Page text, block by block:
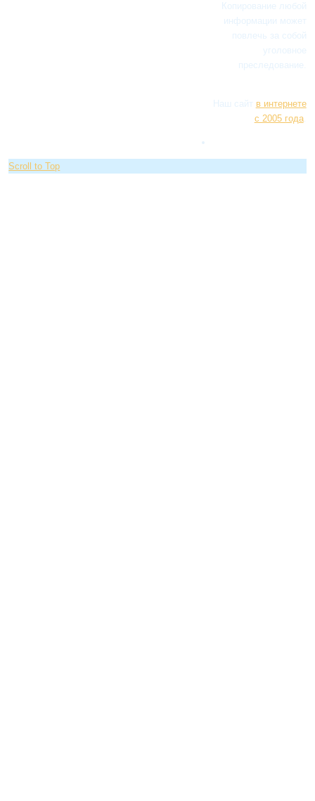
Копирование любой
информации может
повлечь за собой
уголовное
преследование.
Наш сайт в интернете
с 2005 года.
Scroll to Top